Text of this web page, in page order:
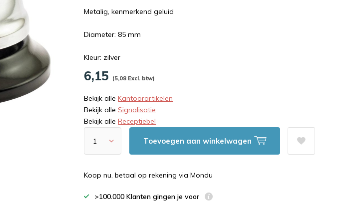
Metalig, kenmerkend geluid
Diameter: 85 mm
Kleur: zilver
6,15 (5,08 Excl. btw)
Bekijk alleKantoorartikelen
Bekijk alleSignalisatie
Bekijk alleReceptiebel
Toevoegen aan winkelwagen
Koop nu, betaal op rekening via Mondu
>100.000 Klanten gingen je voor